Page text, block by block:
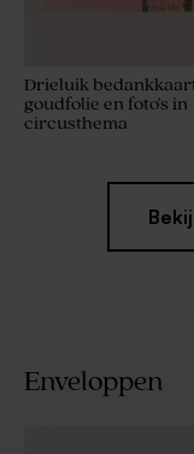
Drieluik
goudfolie en foto's in
circusthema
Enveloppen